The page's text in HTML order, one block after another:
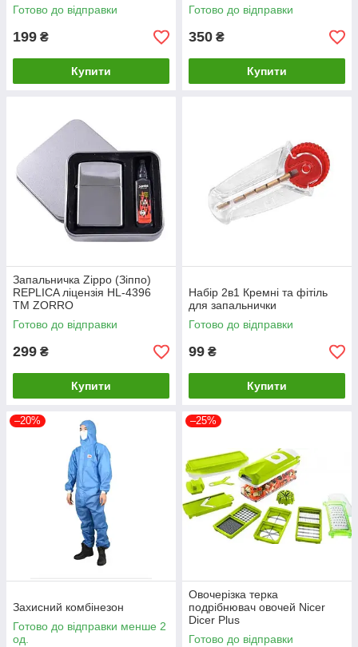
Готово до відправки
199 ₴
Купити
Готово до відправки
350 ₴
Купити
Запальничка Zippo (Зіппо)
REPLICA ліцензія HL-4396
TM ZORRO
Готово до відправки
299 ₴
Купити
Набір 2в1 Кремні та фітіль
для запальнички
Готово до відправки
99 ₴
Купити
–20%
Захисний комбінезон
Готово до відправки менше 2
од.
–25%
Овочерізка терка
подрібнювач овочей Nicer
Dicer Plus
Готово до відправки